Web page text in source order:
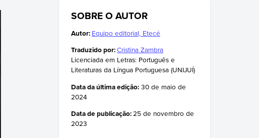
Estruturas da mente
Livros
Frases
SOBRE O AUTOR
Autor: Equipo editorial, Etecé
Traduzido por:Cristina Zambra
Licenciada em Letras: Português e
Literaturas da Língua Portuguesa (UNIJUÍ)
Data da última edição: 30 de maio de
2024
Data de publicação:25 de novembro de
2023